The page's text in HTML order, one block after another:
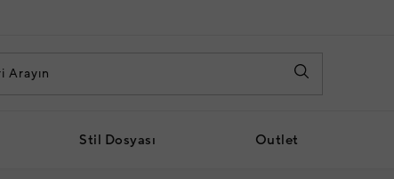
Stil Dosyası Outlet